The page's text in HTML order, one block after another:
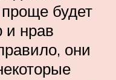
будет
и нрав
они